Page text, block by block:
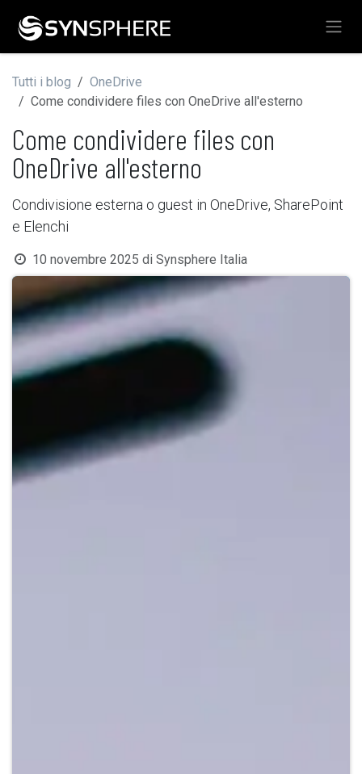
Tutti i blog
OneDrive
Come condividere files con OneDrive all'esterno
Come condividere files con
OneDrive all'esterno
Condivisione esterna o guest in OneDrive, SharePoint
e Elenchi
10 novembre 2025 di Synsphere Italia